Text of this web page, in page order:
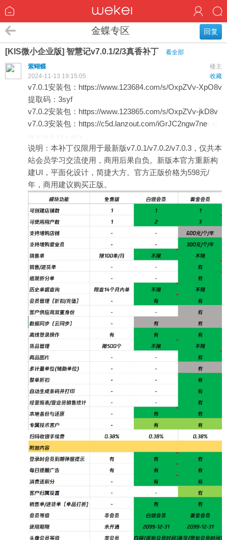
回复
金蝶专区
[KIS微小企业版] 智慧记v7.0.1/2/3真香补丁
看全部
楼主
紫蝴蝶
收藏
2024-11-13 19:15:05
v7.0.1安装包： https://www.123684.com/s/OxpZVv-XpO8v
提取码：3syf
v7.0.2安装包： https://www.123865.com/s/OxpZVv-jkD8v
v7.0.3安装包： https://c5d.lanzout.com/iGrJC2ngw7ne
说明：本补丁仅限用于最新版v7.0.1/v7.0.2/v7.0.3，仅共本
站会员学习交流使用，商用后果自负。新版本官方重新构
建UI，平面化设计，简捷大方。官方正版价格为598元/
年，商用建议购买正版。